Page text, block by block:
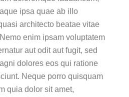
ipsa quae ab illo
architecto beatae vitae
enim ipsam voluptatem
aut odit aut fugit, sed
dolores eos qui ratione
Neque porro quisquam
quia dolor sit amet,